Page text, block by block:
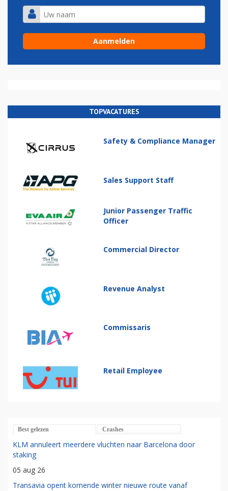
TOPVACATURES
Safety & Compliance Manager
Sales Support Staff
Junior Passenger Traffic
Officer
Commercial Director
Revenue Analyst
Commissaris
Retail Employee
Best gelezen Crashes
KLM annuleert meerdere vluchten naar Barcelona door
staking
05 aug 26
Transavia opent komende winter nieuwe route vanaf